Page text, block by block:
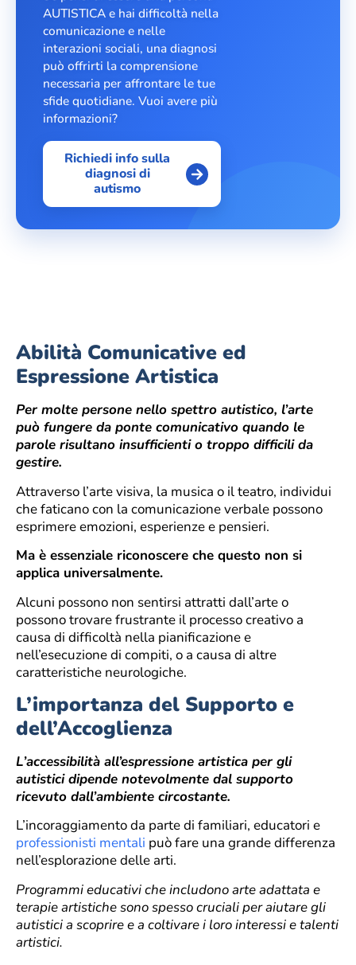
AUTISTICA e hai difficoltà nella
comunicazione e nelle
interazioni sociali, una diagnosi
può offrirti la comprensione
necessaria per affrontare le tue
sfide quotidiane. Vuoi avere più
informazioni?
Richiedi info sulla
diagnosi di
autismo
Abilità Comunicative ed
Espressione Artistica
Per molte persone nello spettro autistico, l’arte
può fungere da ponte comunicativo quando le
parole risultano insufficienti o troppo difficili da
gestire.
Attraverso l’arte visiva, la musica o il teatro, individui
che faticano con la comunicazione verbale possono
esprimere emozioni, esperienze e pensieri.
Ma è essenziale riconoscere che questo non si
applica universalmente.
Alcuni possono non sentirsi attratti dall’arte o
possono trovare frustrante il processo creativo a
causa di difficoltà nella pianificazione e
nell’esecuzione di compiti, o a causa di altre
caratteristiche neurologiche.
L’importanza del Supporto e
dell’Accoglienza
L’accessibilità all’espressione artistica per gli
autistici dipende notevolmente dal supporto
ricevuto dall’ambiente circostante.
L’incoraggiamento da parte di familiari, educatori e
professionisti mentali può fare una grande differenza
nell’esplorazione delle arti.
Programmi educativi che includono arte adattata e
terapie artistiche sono spesso cruciali per aiutare gli
autistici a scoprire e a coltivare i loro interessi e talenti
artistici.